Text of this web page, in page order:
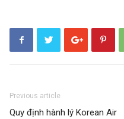
Previous article
Quy định hành lý Korean Air